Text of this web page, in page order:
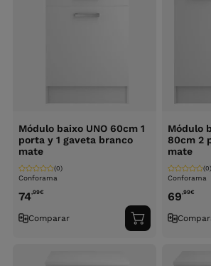
Módulo baixo UNO 60cm 1
porta y 1 gaveta branco
mate
Conforama
(0)
74,99€
Comparar
Adicionar
ao
Módulo
80cm 2
mate
Conforama
(0)
69,99€